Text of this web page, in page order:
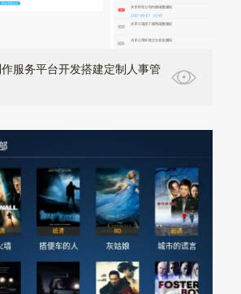
服务平台开发搭建定制人事管